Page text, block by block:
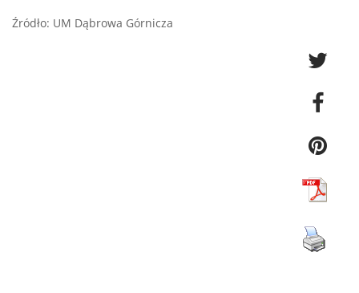
Źródło: UM Dąbrowa Górnicza